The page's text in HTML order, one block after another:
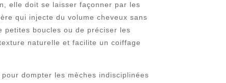
elle doit se laisser façonner par les
qui injecte du volume cheveux sans
petites boucles ou de préciser les
naturelle et facilite un coiffage
dompter les mèches indisciplinées